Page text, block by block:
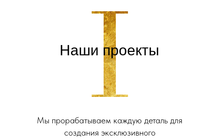
Наши проекты
Мы прорабатываем каждую деталь для
создания эксклюзивного